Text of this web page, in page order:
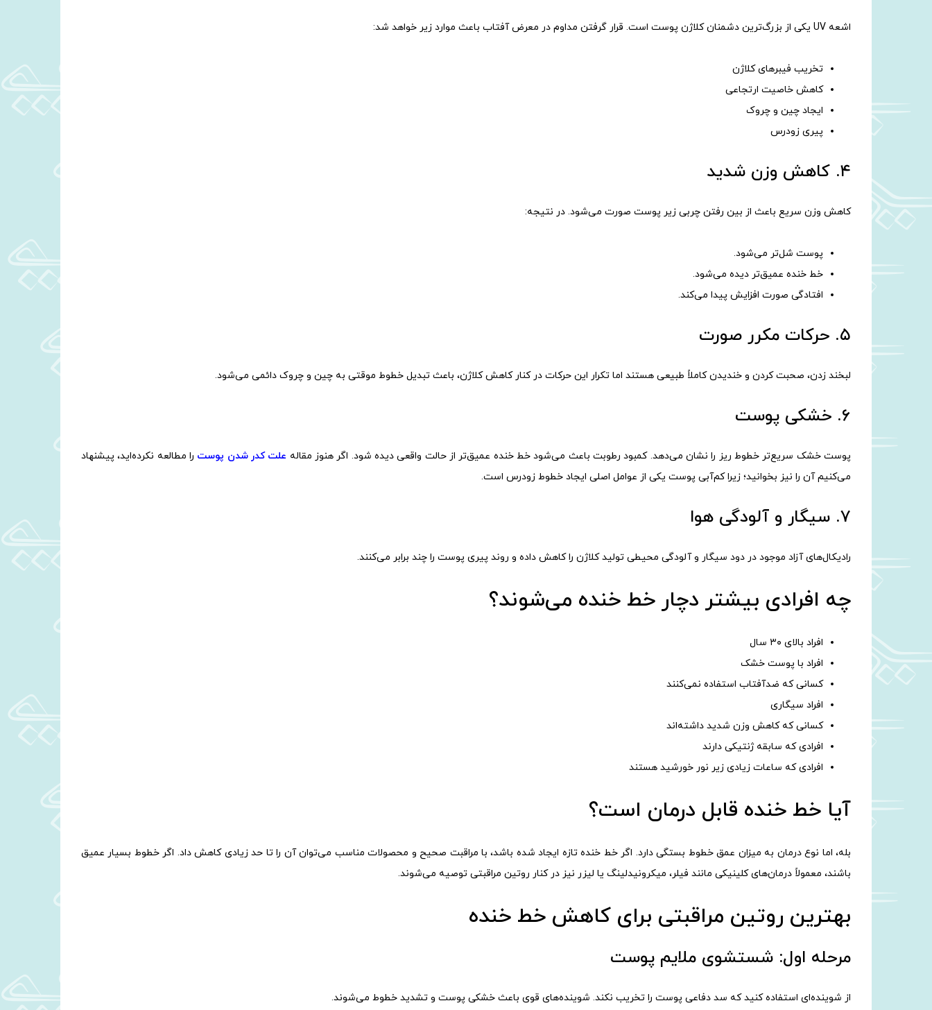
اشعه UV یکی از بزرگ‌ترین دشمنان کلاژن پوست است. قرار گرفتن مداوم در معرض آفتاب باعث موارد زیر خواهد شد:
تخریب فیبرهای کلاژن
کاهش خاصیت ارتجاعی
ایجاد چین و چروک
پیری زودرس
۴. کاهش وزن شدید
کاهش وزن سریع باعث از بین رفتن چربی زیر پوست صورت می‌شود. در نتیجه:
پوست شل‌تر می‌شود.
خط خنده عمیق‌تر دیده می‌شود.
افتادگی صورت افزایش پیدا می‌کند.
۵. حرکات مکرر صورت
لبخند زدن، صحبت کردن و خندیدن کاملاً طبیعی هستند اما تکرار این حرکات در کنار کاهش کلاژن، باعث تبدیل خطوط موقتی به چین و چروک دائمی می‌شود.
۶. خشکی پوست
پوست خشک سریع‌تر خطوط ریز را نشان می‌دهد. کمبود رطوبت باعث می‌شود خط خنده عمیق‌تر از حالت واقعی دیده شود. اگر هنوز مقاله علت کدر شدن پوست را مطالعه نکرده‌اید، پیشنهاد
می‌کنیم آن را نیز بخوانید؛ زیرا کم‌آبی پوست یکی از عوامل اصلی ایجاد خطوط زودرس است.
۷. سیگار و آلودگی هوا
رادیکال‌های آزاد موجود در دود سیگار و آلودگی محیطی تولید کلاژن را کاهش داده و روند پیری پوست را چند برابر می‌کنند.
چه افرادی بیشتر دچار خط خنده می‌شوند؟
افراد بالای ۳۰ سال
افراد با پوست خشک
کسانی که ضدآفتاب استفاده نمی‌کنند
افراد سیگاری
کسانی که کاهش وزن شدید داشته‌اند
افرادی که سابقه ژنتیکی دارند
افرادی که ساعات زیادی زیر نور خورشید هستند
آیا خط خنده قابل درمان است؟
بله، اما نوع درمان به میزان عمق خطوط بستگی دارد. اگر خط خنده تازه ایجاد شده باشد، با مراقبت صحیح و محصولات مناسب می‌توان آن را تا حد زیادی کاهش داد. اگر خطوط بسیار عمیق
باشند، معمولاً درمان‌های کلینیکی مانند فیلر، میکرونیدلینگ یا لیزر نیز در کنار روتین مراقبتی توصیه می‌شوند.
بهترین روتین مراقبتی برای کاهش خط خنده
مرحله اول: شستشوی ملایم پوست
از شوینده‌ای استفاده کنید که سد دفاعی پوست را تخریب نکند. شوینده‌های قوی باعث خشکی پوست و تشدید خطوط می‌شوند.